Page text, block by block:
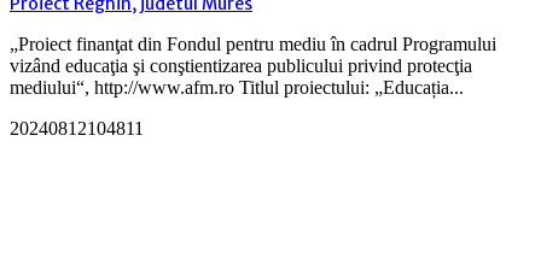
„Proiect finanţat din Fondul pentru mediu în cadrul Programului
vizând educaţia şi conştientizarea publicului privind protecţia
mediului“, http://www.afm.ro Titlul proiectului: „Educația...
20240812104811